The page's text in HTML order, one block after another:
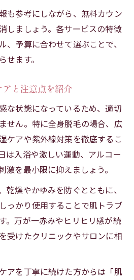
も参考にしながら、無料カウン
しましょう。各サービスの特徴
、予算に合わせて選ぶことで、
せます。
と注意点を紹介
な状態になっているため、適切
せん。特に全身脱毛の場合、広
ケアや紫外線対策を徹底するこ
は入浴や激しい運動、アルコー
激を最小限に抑えましょう。
乾燥やかゆみを防ぐとともに、
っかり使用することで肌トラブ
。万が一赤みやヒリヒリ感が続
受けたクリニックやサロンに相
アを丁寧に続けた方からは「肌